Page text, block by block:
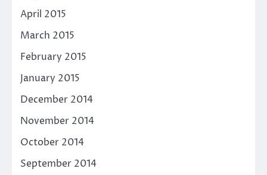
April 2015
March 2015
February 2015
January 2015
December 2014
November 2014
October 2014
September 2014